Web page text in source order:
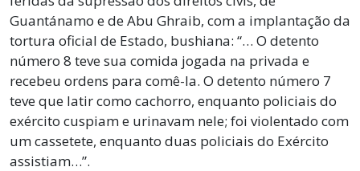
Guantánamo e de Abu Ghraib, com a implantação da
tortura oficial de Estado, bushiana: “… O detento
número 8 teve sua comida jogada na privada e
recebeu ordens para comê-la. O detento número 7
teve que latir como cachorro, enquanto policiais do
exército cuspiam e urinavam nele; foi violentado com
um cassetete, enquanto duas policiais do Exército
assistiam…”.